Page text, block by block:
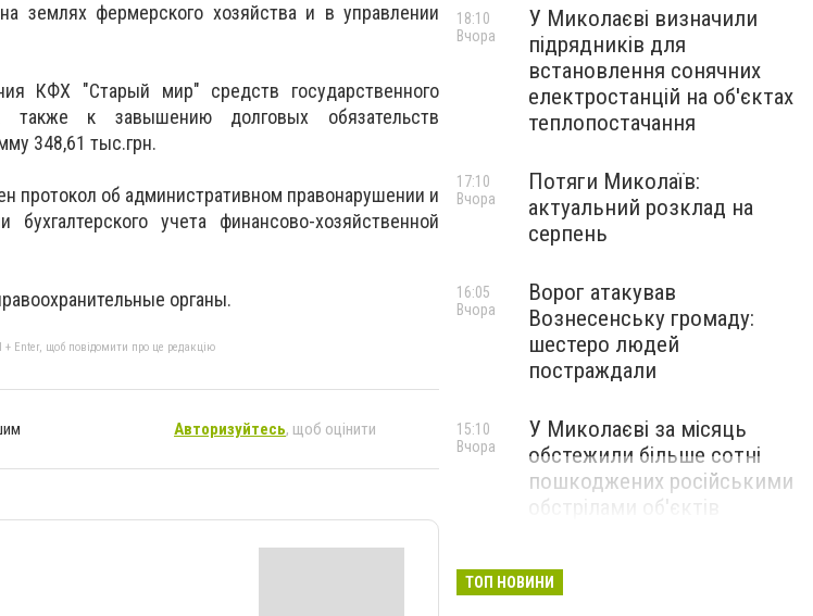
землях фермерского хозяйства и в управлении
КФХ "Старый мир" средств государственного
к завышению долговых обязательств
348,61 тыс.грн.
протокол об административном правонарушении и
учета финансово-хозяйственной
органы.
+ Enter, щоб повідомити про це редакцію
Авторизуйтесь, щоб оцінити
У Миколаєві визначили
підрядників для
встановлення сонячних
електростанцій на об'єктах
теплопостачання
18:10
Вчора
Потяги Миколаїв:
актуальний розклад на
серпень
17:10
Вчора
Ворог атакував
Вознесенську громаду:
шестеро людей
постраждали
16:05
Вчора
У Миколаєві за місяць
обстежили більше сотні
пошкоджених російськими
обстрілами об'єктів
15:10
Вчора
ТОП НОВИНИ